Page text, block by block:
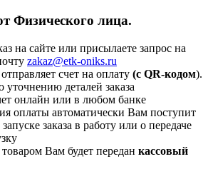
Физического лица.
на сайте или присылаете запрос на
zakaz@etk-oniks.ru
счет на оплату (с QR-кодом).
уточнению деталей заказа
онлайн или в любом банке
оплаты автоматически Вам поступит
заказа в работу или о передаче
Вам будет передан кассовый